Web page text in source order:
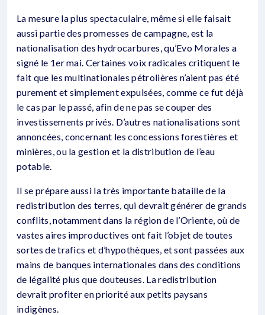
La mesure la plus spectaculaire, même si elle faisait
aussi partie des promesses de campagne, est la
nationalisation des hydrocarbures, qu’Evo Morales a
signé le 1er mai. Certaines voix radicales critiquent le
fait que les multinationales pétrolières n’aient pas été
purement et simplement expulsées, comme ce fut déjà
le cas par le passé, afin de ne pas se couper des
investissements privés. D’autres nationalisations sont
annoncées, concernant les concessions forestières et
minières, ou la gestion et la distribution de l’eau
potable.
Il se prépare aussi la très importante bataille de la
redistribution des terres, qui devrait générer de grands
conflits, notamment dans la région de l’Oriente, où de
vastes aires improductives ont fait l’objet de toutes
sortes de trafics et d’hypothèques, et sont passées aux
mains de banques internationales dans des conditions
de légalité plus que douteuses. La redistribution
devrait profiter en priorité aux petits paysans
indigènes.